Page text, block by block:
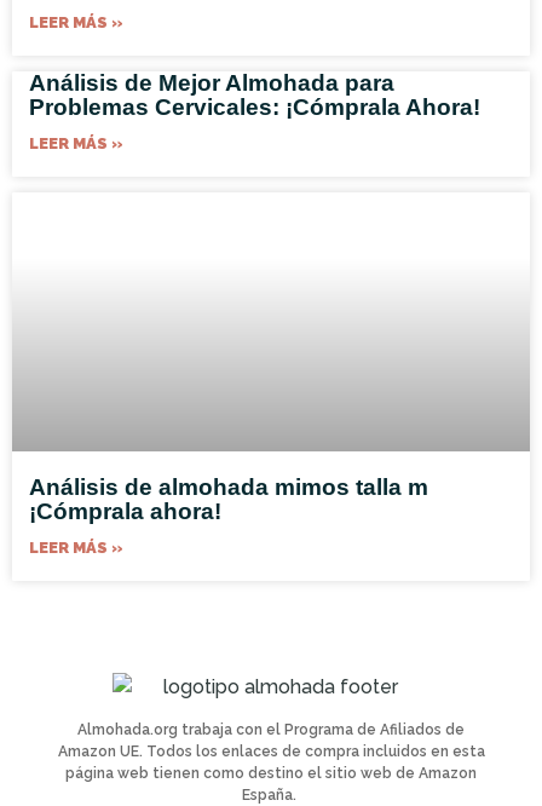
LEER MÁS »
Análisis de Mejor Almohada para
Problemas Cervicales: ¡Cómprala Ahora!
LEER MÁS »
Análisis de almohada mimos talla m
¡Cómprala ahora!
LEER MÁS »
Almohada.org trabaja con el Programa de Afiliados de
Amazon UE. Todos los enlaces de compra incluidos en esta
página web tienen como destino el sitio web de Amazon
España.